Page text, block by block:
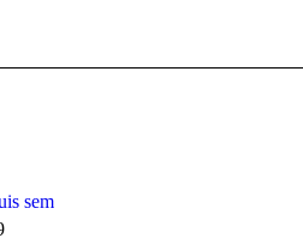
sem